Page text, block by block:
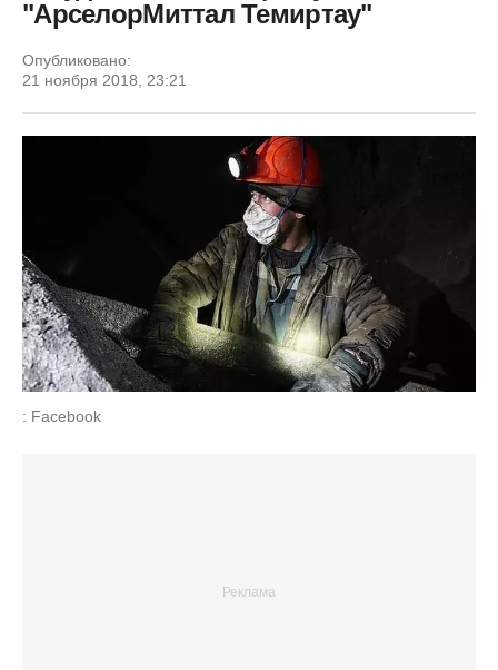
"АрселорМиттал Темиртау"
Опубликовано:
21 ноября 2018, 23:21
: Facebook